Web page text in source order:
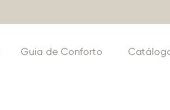
Guia de Conforto